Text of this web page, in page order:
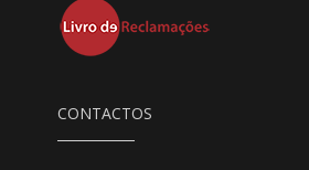
CONTACTOS